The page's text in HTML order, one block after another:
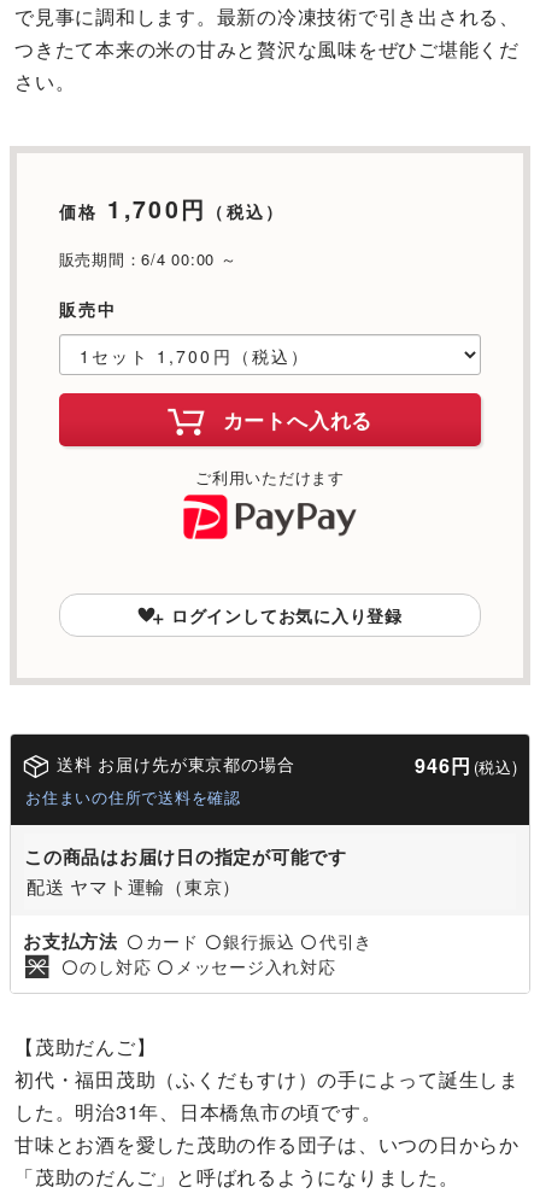
で見事に調和します。最新の冷凍技術で引き出される、
つきたて本来の米の甘みと贅沢な風味をぜひご堪能くだ
さい。
価格 1,700円 （税込）
販売期間：6/4 00:00 ～
販売中
カートへ入れる
ご利用いただけます
ログインしてお気に入り登録
送料 お届け先が東京都の場合 946円 (税込)
お住まいの住所で送料を確認
この商品はお届け日の指定が可能です
配送 ヤマト運輸（東京）
お支払方法 〇 カード 〇銀行振込 〇代引き
〇のし対応 〇 メッセージ入れ対応
【茂助だんご】
初代・福田茂助（ふくだもすけ）の手によって誕生しま
した。明治31年、日本橋魚市の頃です。
甘味とお酒を愛した茂助の作る団子は、いつの日からか
「茂助のだんご」と呼ばれるようになりました。